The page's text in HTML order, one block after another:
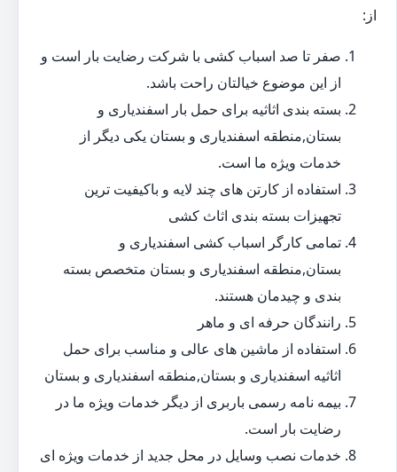
از:
صفر تا صد اسباب کشی با شرکت رضایت بار است و
از این موضوع خیالتان راحت باشد.
بسته بندی اثاثیه برای حمل بار اسفندیاری و
بستان,منطقه اسفندیاری و بستان یکی دیگر از
خدمات ویژه ما است.
استفاده از کارتن های چند لایه و باکیفیت ترین
تجهیزات بسته بندی اثاث کشی
تمامی کارگر اسباب کشی اسفندیاری و
بستان,منطقه اسفندیاری و بستان متخصص بسته
بندی و چیدمان هستند.
رانندگان حرفه ای و ماهر
استفاده از ماشین های عالی و مناسب برای حمل
اثاثیه اسفندیاری و بستان,منطقه اسفندیاری و بستان
بیمه نامه رسمی باربری از دیگر خدمات ویژه ما در
رضایت بار است.
خدمات نصب وسایل در محل جدید از خدمات ویژه ای